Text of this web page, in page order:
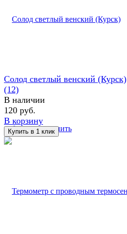
избранное сравнить
Солод светлый венский (Курск)
(12)
В наличии
120 руб.
В корзину